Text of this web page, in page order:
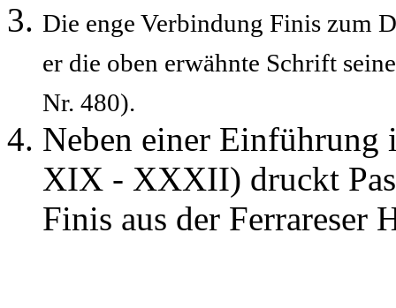
Die enge Verbindung Finis zum
er die oben erwähnte Schrift
Nr. 480).
Neben einer Einführung
XIX - XXXII) druckt
Finis aus der Ferrareser